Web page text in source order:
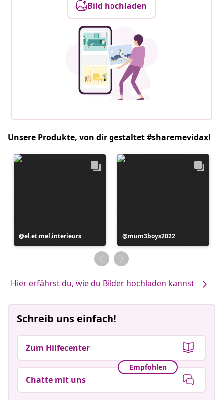
Bild hochladen
Unsere Produkte, von dir gestaltet #sharemevidaxl
Beitrag
veröffentlicht
el.et.mel.interieurs
Beitrag
veröffentlicht
von
mum3boys2022
Hier erfährst du, wie du Bilder hochladen kannst
Schreib uns einfach!
Zum Hilfecenter
Empfohlen
Chatte mit uns